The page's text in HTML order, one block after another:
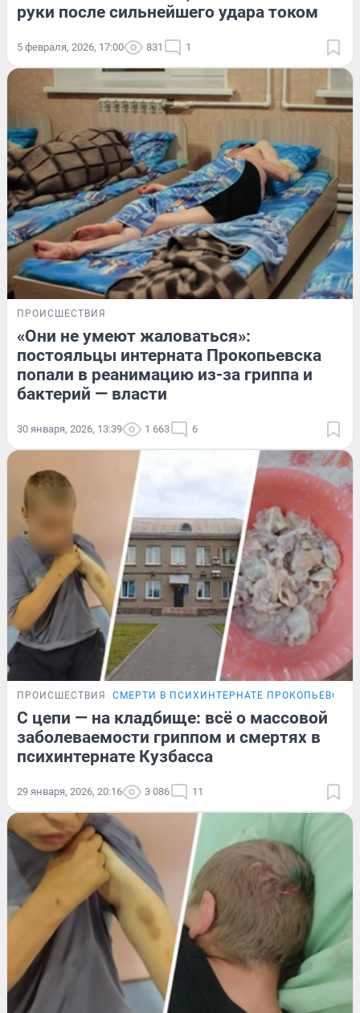
руки после сильнейшего удара током
5 февраля, 2026, 17:00 831 1
ПРОИСШЕСТВИЯ
«Они не умеют жаловаться»:
постояльцы интерната Прокопьевска
попали в реанимацию из-за гриппа и
бактерий — власти
30 января, 2026, 13:39 1 663 6
ПРОИСШЕСТВИЯ СМЕРТИ В ПСИХИНТЕРНАТЕ ПРОКОПЬЕВСКА
С цепи — на кладбище: всё о массовой
заболеваемости гриппом и смертях в
психинтернате Кузбасса
29 января, 2026, 20:16 3 086 11